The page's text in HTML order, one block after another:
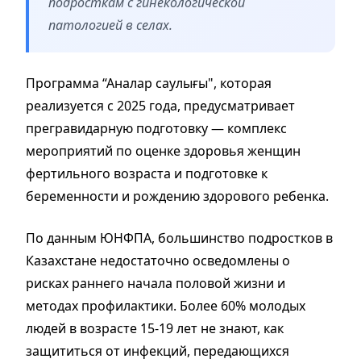
патологией в селах.
Программа “Аналар саулығы", которая
реализуется с 2025 года, предусматривает
прегравидарную подготовку — комплекс
мероприятий по оценке здоровья женщин
фертильного возраста и подготовке к
беременности и рождению здорового ребенка.
По данным ЮНФПА, большинство подростков в
Казахстане недостаточно осведомлены о
рисках раннего начала половой жизни и
методах профилактики. Более 60% молодых
людей в возрасте 15-19 лет не знают, как
защититься от инфекций, передающихся